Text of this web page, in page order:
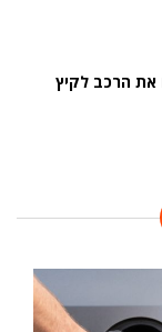
את הרכב לקיץ